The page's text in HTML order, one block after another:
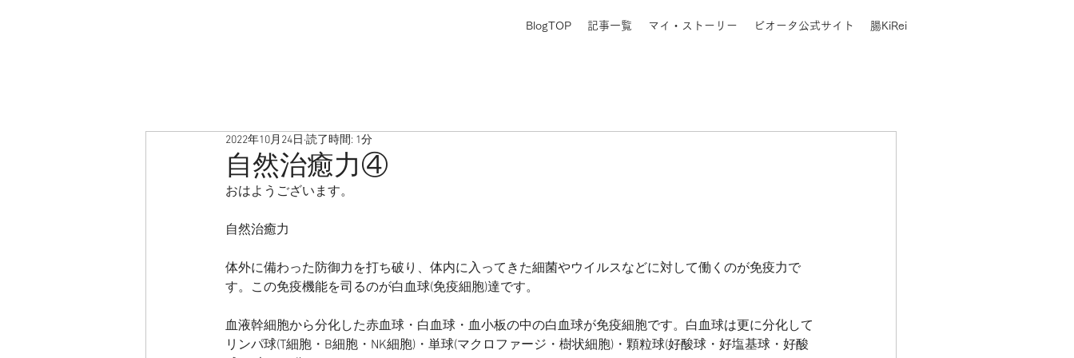
BlogTOP 記事一覧 マイ・ストーリー ビオータ公式サイト 腸KiRei
自然治癒力④
2022年10月24日 読了時間: 1分
おはようございます。
自然治癒力
体外に備わった防御力を打ち破り、体内に入ってきた細菌やウイルスなどに対して働くのが免疫力で
す。この免疫機能を司るのが白血球(免疫細胞)達です。
血液幹細胞から分化した赤血球・白血球・血小板の中の白血球が免疫細胞です。白血球は更に分化して
リンパ球(T細胞・B細胞・NK細胞)・単球(マクロファージ・樹状細胞)・顆粒球(好酸球・好塩基球・好酸